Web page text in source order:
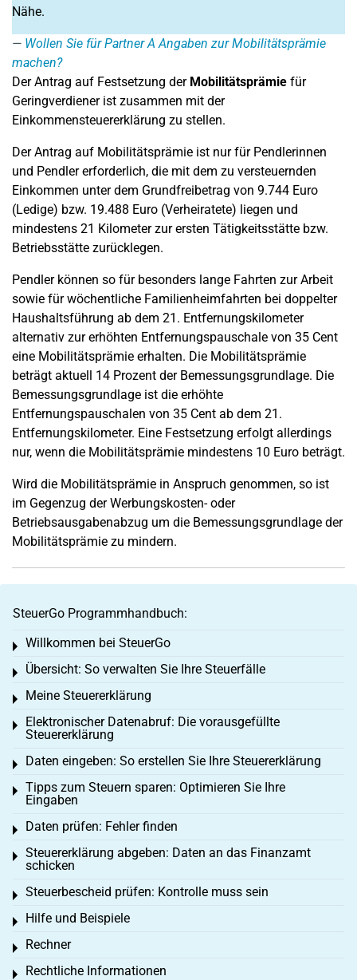
Nähe.
Wollen Sie für Partner A Angaben zur Mobilitätsprämie
machen?
Der Antrag auf Festsetzung der Mobilitätsprämie für
Geringverdiener ist zusammen mit der
Einkommensteuererklärung zu stellen.
Der Antrag auf Mobilitätsprämie ist nur für Pendlerinnen
und Pendler erforderlich, die mit dem zu versteuernden
Einkommen unter dem Grundfreibetrag von 9.744 Euro
(Ledige) bzw. 19.488 Euro (Verheiratete) liegen und
mindestens 21 Kilometer zur ersten Tätigkeitsstätte bzw.
Betriebsstätte zurücklegen.
Pendler können so für besonders lange Fahrten zur Arbeit
sowie für wöchentliche Familienheimfahrten bei doppelter
Haushaltsführung ab dem 21. Entfernungskilometer
alternativ zur erhöhten Entfernungspauschale von 35 Cent
eine Mobilitätsprämie erhalten. Die Mobilitätsprämie
beträgt aktuell 14 Prozent der Bemessungsgrundlage. Die
Bemessungsgrundlage ist die erhöhte
Entfernungspauschalen von 35 Cent ab dem 21.
Entfernungskilometer. Eine Festsetzung erfolgt allerdings
nur, wenn die Mobilitätsprämie mindestens 10 Euro beträgt.
Wird die Mobilitätsprämie in Anspruch genommen, so ist
im Gegenzug der Werbungskosten- oder
Betriebsausgabenabzug um die Bemessungsgrundlage der
Mobilitätsprämie zu mindern.
SteuerGo Programmhandbuch:
Willkommen bei SteuerGo
Toggle menu
Übersicht: So verwalten Sie Ihre Steuerfälle
Toggle menu
Meine Steuererklärung
Toggle menu
Elektronischer Datenabruf: Die vorausgefüllte
Steuererklärung
Toggle menu
Daten eingeben: So erstellen Sie Ihre Steuererklärung
Toggle menu
Tipps zum Steuern sparen: Optimieren Sie Ihre
Eingaben
Toggle menu
Daten prüfen: Fehler finden
Toggle menu
Steuererklärung abgeben: Daten an das Finanzamt
schicken
Toggle menu
Steuerbescheid prüfen: Kontrolle muss sein
Toggle menu
Hilfe und Beispiele
Toggle menu
Rechner
Toggle menu
Rechtliche Informationen
Toggle menu